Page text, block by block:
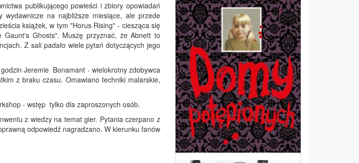
publikującego powieści i zbiory opowiadań
wydawnicze na najbliższe miesiące, ale przede
książek, w tym "Horus Rising" - ciesząca się
Ghosts". Muszę przyznać, że Abnett to
Z sali padało wiele pytań dotyczących jego
Jeremie Bonamant - wielokrotny zdobywca
z braku czasu. Omawiano techniki malarskie,
- wstęp tylko dla zaproszonych osób.
z wiedzy na temat gier. Pytania czerpano z
odpowiedź nagradzano. W kierunku fanów